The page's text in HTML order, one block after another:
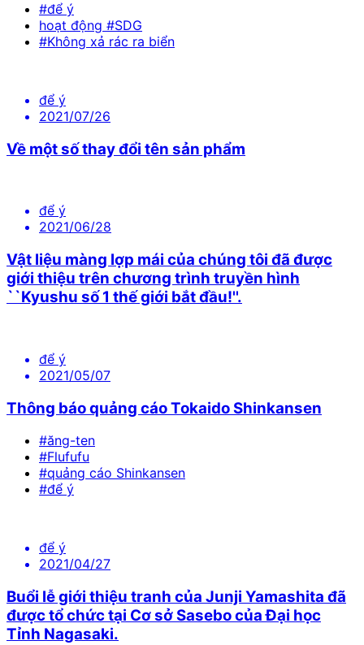
#để ý
hoạt động #SDG
#Không xả rác ra biển
để ý
2021/07/26
Về một số thay đổi tên sản phẩm
để ý
2021/06/28
Vật liệu màng lợp mái của chúng tôi đã được
giới thiệu trên chương trình truyền hình
``Kyushu số 1 thế giới bắt đầu!''.
để ý
2021/05/07
Thông báo quảng cáo Tokaido Shinkansen
#ăng-ten
#Flufufu
#quảng cáo Shinkansen
#để ý
để ý
2021/04/27
Buổi lễ giới thiệu tranh của Junji Yamashita đã
được tổ chức tại Cơ sở Sasebo của Đại học
Tỉnh Nagasaki.